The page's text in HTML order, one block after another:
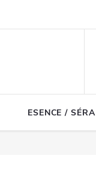
ESENCE / SÉRA